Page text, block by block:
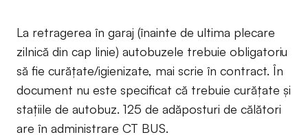
La retragerea în garaj (înainte de ultima plecare
zilnică din cap linie) autobuzele trebuie obligatoriu
să fie curățate/igienizate, mai scrie în contract. În
document nu este specificat că trebuie curățate și
stațiile de autobuz. 125 de adăposturi de călători
are în administrare CT BUS.